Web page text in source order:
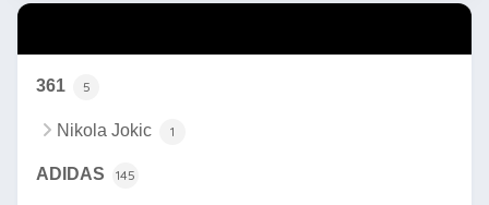
361 5
Nikola Jokic 1
ADIDAS 145